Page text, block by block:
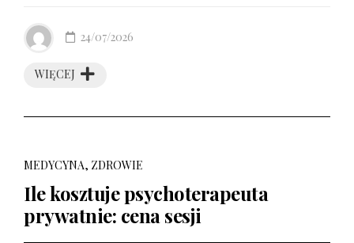
WIĘCEJ
24/07/2026
MEDYCYNA, ZDROWIE
Ile kosztuje psychoterapeuta
prywatnie: cena sesji